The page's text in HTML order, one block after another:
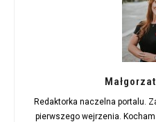
Redaktorka naczelna portalu.
pierwszego wejrzenia.